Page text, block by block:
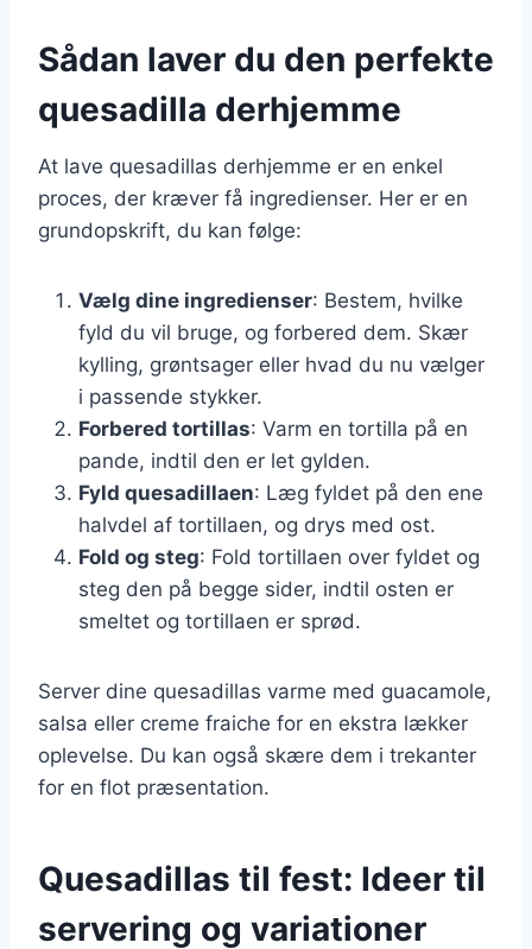
Sådan laver du den perfekte
quesadilla derhjemme
At lave quesadillas derhjemme er en enkel
proces, der kræver få ingredienser. Her er en
grundopskrift, du kan følge:
Vælg dine ingredienser: Bestem, hvilke
fyld du vil bruge, og forbered dem. Skær
kylling, grøntsager eller hvad du nu vælger
i passende stykker.
Forbered tortillas: Varm en tortilla på en
pande, indtil den er let gylden.
Fyld quesadillaen: Læg fyldet på den ene
halvdel af tortillaen, og drys med ost.
Fold og steg: Fold tortillaen over fyldet og
steg den på begge sider, indtil osten er
smeltet og tortillaen er sprød.
Server dine quesadillas varme med guacamole,
salsa eller creme fraiche for en ekstra lækker
oplevelse. Du kan også skære dem i trekanter
for en flot præsentation.
Quesadillas til fest: Ideer til
servering og variationer